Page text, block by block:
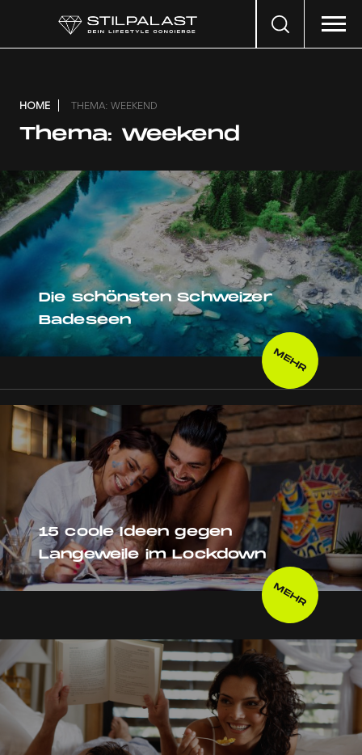
Search
HOME THEMA: WEEKEND
Thema: Weekend
Die schönsten Schweizer
Badeseen
MEHR
15 coole Ideen gegen
Langeweile im Lockdown
MEHR